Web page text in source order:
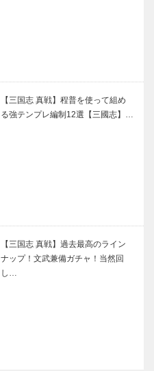
【三国志 真戦】程普を使って組め
る強テンプレ編制12選【三國志】…
【三国志 真戦】過去最高のライン
ナップ！文武兼備ガチャ！当然回
し…